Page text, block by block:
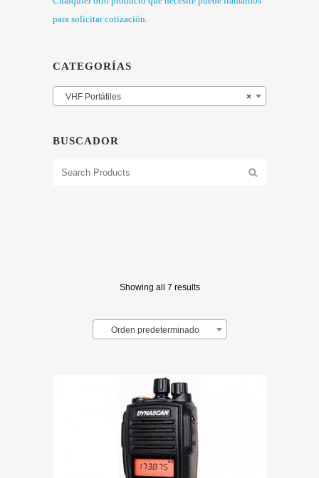
para solicitar cotización.
CATEGORÍAS
×
VHF Portátiles
BUSCADOR
Showing all 7 results
Orden predeterminado